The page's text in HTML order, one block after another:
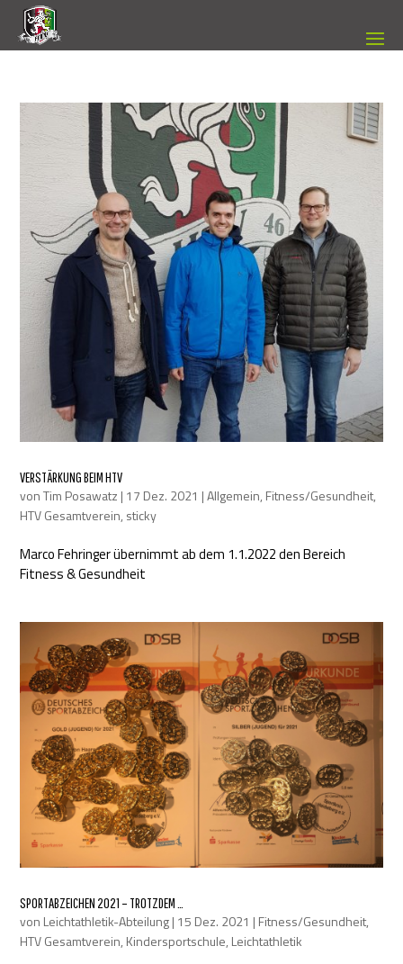
VERSTÄRKUNG BEIM HTV
vonTim Posawatz | 17 Dez. 2021 |Allgemein, Fitness/Gesundheit,
HTV Gesamtverein, sticky
Marco Fehringer übernimmt ab dem 1.1.2022 den Bereich
Fitness & Gesundheit
SPORTABZEICHEN 2021 – TROTZDEM …
von Leichtathletik-Abteilung| 15 Dez. 2021 | Fitness/Gesundheit,
HTV Gesamtverein, Kindersportschule, Leichtathletik